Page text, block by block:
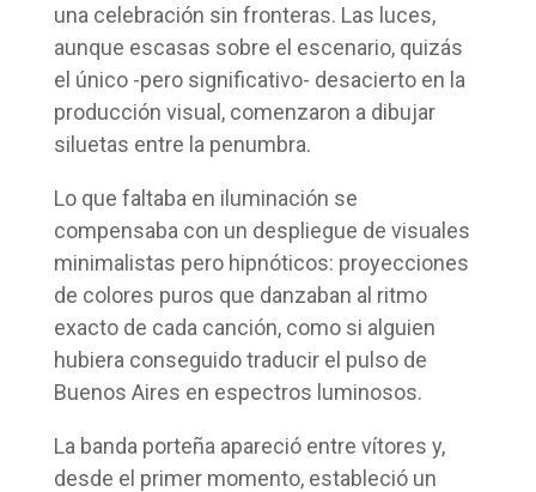
una celebración sin fronteras. Las luces,
aunque escasas sobre el escenario, quizás
el único -pero significativo- desacierto en la
producción visual, comenzaron a dibujar
siluetas entre la penumbra.
Lo que faltaba en iluminación se
compensaba con un despliegue de visuales
minimalistas pero hipnóticos: proyecciones
de colores puros que danzaban al ritmo
exacto de cada canción, como si alguien
hubiera conseguido traducir el pulso de
Buenos Aires en espectros luminosos.
La banda porteña apareció entre vítores y,
desde el primer momento, estableció un